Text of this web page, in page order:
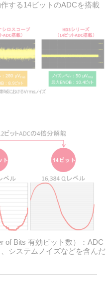
する14ビットのADCを搭載
Bits 有効ビット数）：ADC
システムノイズなどを含んだ